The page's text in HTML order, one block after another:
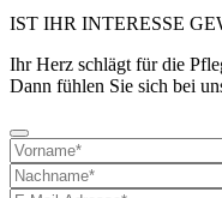
IST IHR INTERESSE
Ihr Herz schlägt für die
Dann fühlen Sie sich bei